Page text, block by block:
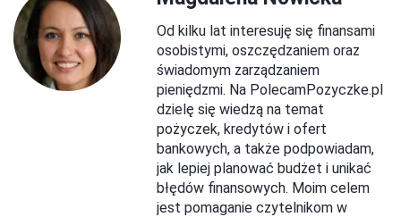
Od kilku lat interesuję się finansami
osobistymi, oszczędzaniem oraz
świadomym zarządzaniem
pieniędzmi. Na PolecamPozyczke.pl
dzielę się wiedzą na temat
pożyczek, kredytów i ofert
bankowych, a także podpowiadam,
jak lepiej planować budżet i unikać
błędów finansowych. Moim celem
jest pomaganie czytelnikom w